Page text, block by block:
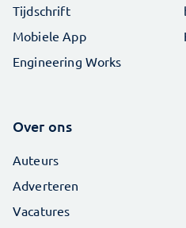
Tijdschrift
Mobiele App
Engineering Works
Over ons
Auteurs
Adverteren
Vacatures